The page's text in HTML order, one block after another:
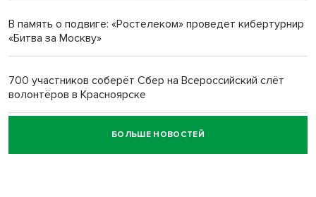
Обновлённое отделение ВТБ открылось в Искитиме
В память о подвиге: «Ростелеком» проведет кибертурнир
«Битва за Москву»
700 участников соберёт Сбер на Всероссийский слёт
волонтёров в Красноярске
Честный выбор: видеонаблюдение обеспечит
объективность результатов ЕДГ в Новосибирской
БОЛЬШЕ НОВОСТЕЙ